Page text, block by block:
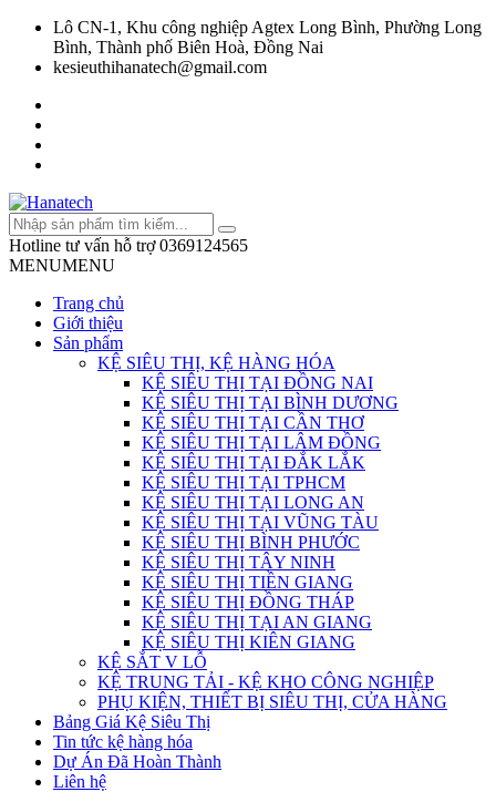
Lô CN-1, Khu công nghiệp Agtex Long Bình, Phường Long
Bình, Thành phố Biên Hoà, Đồng Nai
kesieuthihanatech@gmail.com
Hotline tư vấn hỗ trợ 0369124565
MENUMENU
Trang chủ
Giới thiệu
Sản phẩm
KỆ SIÊU THỊ, KỆ HÀNG HÓA
KỆ SIÊU THỊ TẠI ĐỒNG NAI
KỆ SIÊU THỊ TẠI BÌNH DƯƠNG
KỆ SIÊU THỊ TẠI CẦN THƠ
KỆ SIÊU THỊ TẠI LÂM ĐỒNG
KỆ SIÊU THỊ TẠI ĐẮK LẮK
KỆ SIÊU THỊ TẠI TPHCM
KỆ SIÊU THỊ TẠI LONG AN
KỆ SIÊU THỊ TẠI VŨNG TÀU
KỆ SIÊU THỊ BÌNH PHƯỚC
KỆ SIÊU THỊ TÂY NINH
KỆ SIÊU THỊ TIỀN GIANG
KỆ SIÊU THỊ ĐỒNG THÁP
KỆ SIÊU THỊ TẠI AN GIANG
KỆ SIÊU THỊ KIÊN GIANG
KỆ SẮT V LỖ
KỆ TRUNG TẢI - KỆ KHO CÔNG NGHIỆP
PHỤ KIỆN, THIẾT BỊ SIÊU THỊ, CỬA HÀNG
Bảng Giá Kệ Siêu Thị
Tin tức kệ hàng hóa
Dự Án Đã Hoàn Thành
Liên hệ